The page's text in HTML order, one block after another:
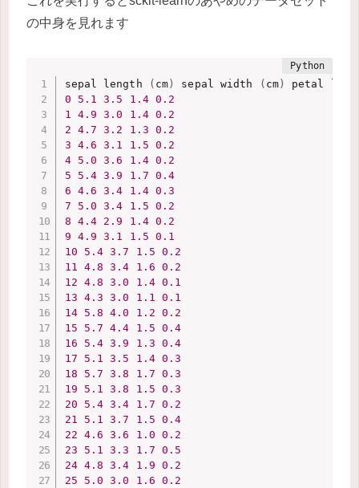
の中身を見れます
sepal length ( cm) sepal width ( cm)
petal
0
5.1 3.5 1.4 0.2
1
4.9 3.0 1.4 0.2
2 4.7 3.2 1.3 0.2
3 4.6 3.1 1.5 0.2
4
5.0 3.6 1.4 0.2
5
5.4 3.9 1.7 0.4
6 4.6 3.4 1.4 0.3
7
5.0 3.4 1.5 0.2
8 4.4 2.9 1.4 0.2
9 4.9 3.1 1.5 0.1
10
5.4 3.7 1.5
0.2
11
4.8 3.4 1.6
0.2
12 4.8 3.0 1.4 0.1
13 4.3 3.0 1.1
0.1
14
5.8 4.0 1.2
0.2
15
5.7 4.4 1.5
0.4
16
5.4 3.9 1.3
0.4
17
5.1 3.5 1.4 0.3
18
5.7 3.8 1.7
0.3
19
5.1 3.8 1.5
0.3
20
5.4 3.4 1.7
0.2
21
5.1 3.7 1.5
0.4
22 4.6 3.6 1.0
0.2
23
5.1 3.3 1.7
0.5
24 4.8 3.4 1.9
0.2
25
5.0 3.0 1.6
0.2